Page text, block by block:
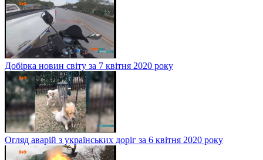
Добірка новин світу за 7 квітня 2020 року
Огляд аварій з українських доріг за 6 квітня 2020 року